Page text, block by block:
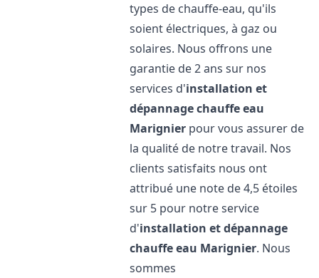
types de chauffe-eau, qu'ils
soient électriques, à gaz ou
solaires. Nous offrons une
garantie de 2 ans sur nos
services d'installation et
dépannage chauffe eau
Marignier pour vous assurer de
la qualité de notre travail. Nos
clients satisfaits nous ont
attribué une note de 4,5 étoiles
sur 5 pour notre service
d'installation et dépannage
chauffe eau Marignier. Nous
sommes